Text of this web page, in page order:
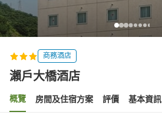
商務酒店
瀨戶大橋酒店
概覽 房間及住宿方案 評價 基本資訊